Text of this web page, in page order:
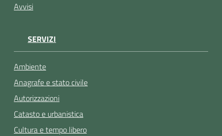
Avvisi
SERVIZI
Ambiente
Anagrafe e stato civile
Autorizzazioni
Catasto e urbanistica
Cultura e tempo libero